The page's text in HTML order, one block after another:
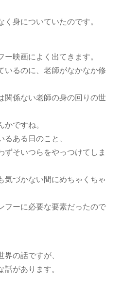
身についていたのです。
映画によく出てきます。
いるのに、老師がなかなか修
関係ない老師の身の回りの世
ですね。
ある日のこと、
ずそいつらをやっつけてしま
気づかない間にめちゃくちゃ
フーに必要な要素だったので
の話ですが、
があります。